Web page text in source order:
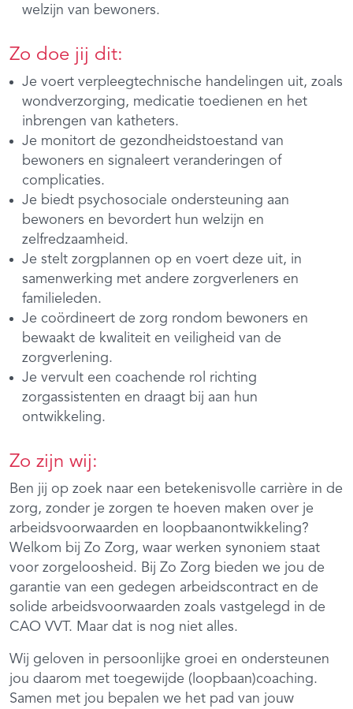
welzijn van bewoners.
Zo doe jij dit:
Je voert verpleegtechnische handelingen uit, zoals
wondverzorging, medicatie toedienen en het
inbrengen van katheters.
Je monitort de gezondheidstoestand van
bewoners en signaleert veranderingen of
complicaties.
Je biedt psychosociale ondersteuning aan
bewoners en bevordert hun welzijn en
zelfredzaamheid.
Je stelt zorgplannen op en voert deze uit, in
samenwerking met andere zorgverleners en
familieleden.
Je coördineert de zorg rondom bewoners en
bewaakt de kwaliteit en veiligheid van de
zorgverlening.
Je vervult een coachende rol richting
zorgassistenten en draagt bij aan hun
ontwikkeling.
Zo zijn wij:
Ben jij op zoek naar een betekenisvolle carrière in de
zorg, zonder je zorgen te hoeven maken over je
arbeidsvoorwaarden en loopbaanontwikkeling?
Welkom bij Zo Zorg, waar werken synoniem staat
voor zorgeloosheid. Bij Zo Zorg bieden we jou de
garantie van een gedegen arbeidscontract en de
solide arbeidsvoorwaarden zoals vastgelegd in de
CAO VVT. Maar dat is nog niet alles.
Wij geloven in persoonlijke groei en ondersteunen
jou daarom met toegewijde (loopbaan)coaching.
Samen met jou bepalen we het pad van jouw